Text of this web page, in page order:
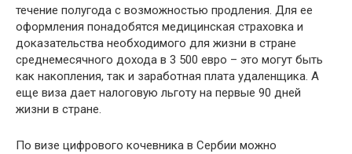
течение полугода с возможностью продления. Для ее
оформления понадобятся медицинская страховка и
доказательства необходимого для жизни в стране
среднемесячного дохода в 3 500 евро – это могут быть
как накопления, так и заработная плата удаленщика. А
еще виза дает налоговую льготу на первые 90 дней
жизни в стране.
По визе цифрового кочевника в Сербии можно